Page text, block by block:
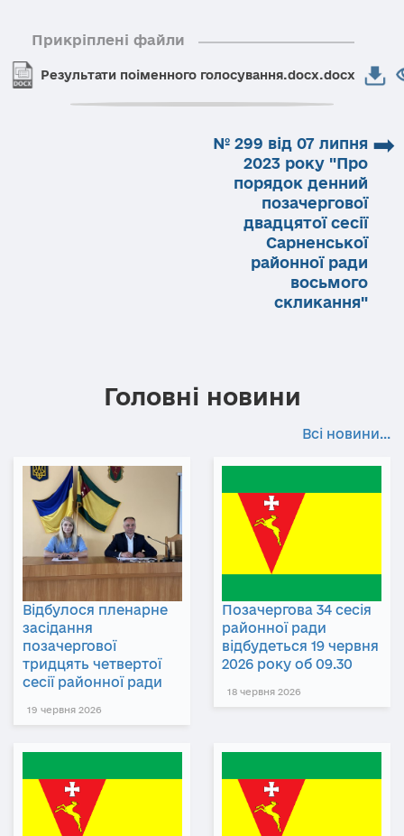
Прикріплені файли
Результати поіменного голосування.docx.docx
➡
№ 299 від 07 липня
2023 року "Про
порядок денний
позачергової
двадцятої сесії
Сарненської
районної ради
восьмого
скликання"
Головні новини
Всі новини...
Відбулося пленарне
засідання
позачергової
тридцять четвертої
сесії районної ради
19 червня 2026
Позачергова 34 сесія
районної ради
відбудеться 19 червня
2026 року об 09.30
18 червня 2026